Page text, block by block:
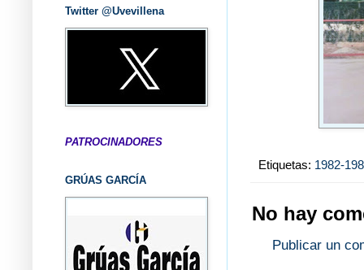
Etiquetas: 1982-
No hay
Publicar un
Twitter @Uvevillena
PATROCINADORES
GRÚAS GARCÍA